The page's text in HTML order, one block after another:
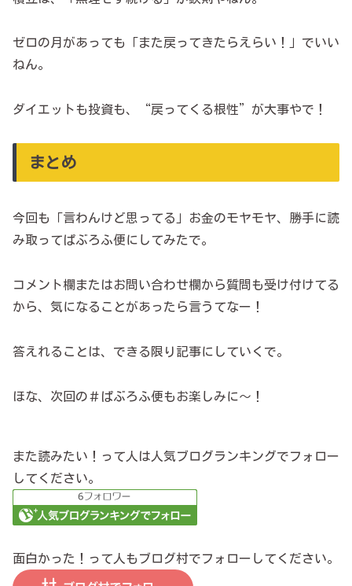
ゼロの月があっても「また戻ってきたらえらい！」でいい
ねん。
ダイエットも投資も、“戻ってくる根性”が大事やで！
まとめ
今回も「言わんけど思ってる」お金のモヤモヤ、勝手に読
み取ってぱぶろふ便にしてみたで。
コメント欄またはお問い合わせ欄から質問も受け付けてる
から、気になることがあったら言うてなー！
答えれることは、できる限り記事にしていくで。
ほな、次回の＃ぱぶろふ便もお楽しみに～！
また読みたい！って人は人気ブログランキングでフォロー
してください。
面白かった！って人もブログ村でフォローしてください。